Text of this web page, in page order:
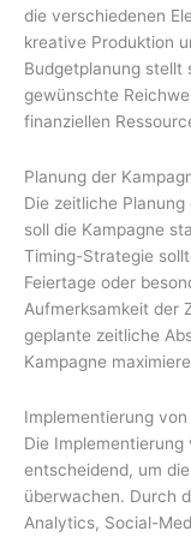
die verschiedenen
kreative Produktion
Budgetplanung stellt
gewünschte
finanziellen
Planung der
Die zeitliche
soll die Kampagne
Timing-Strategie
Feiertage oder
Aufmerksamkeit der
geplante zeitliche
Kampagne
Implementierung
Die
entscheidend, um
überwachen. Durch
Analytics, Social-